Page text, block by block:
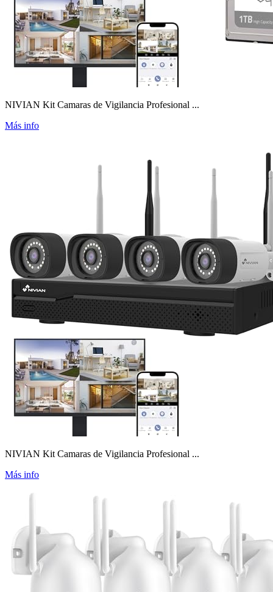
NIVIAN Kit Camaras de Vigilancia Profesional ...
Más info
NIVIAN Kit Camaras de Vigilancia Profesional ...
Más info